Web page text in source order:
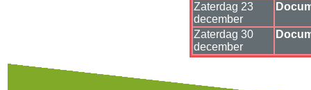
Zaterdag 23
december
Zaterdag 30
december